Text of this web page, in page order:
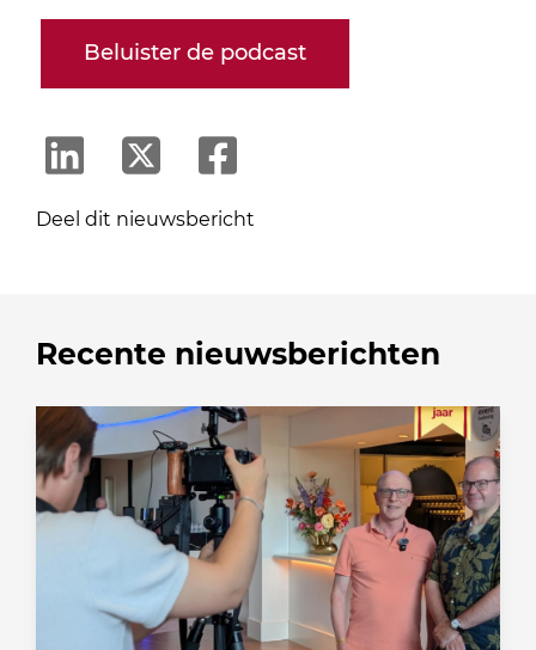
Beluister de podcast
Deel dit nieuwsbericht
Recente nieuwsberichten